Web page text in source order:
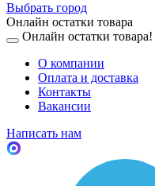
Выбрать город
Онлайн остатки товара
Онлайн остатки товара!
О компании
Оплата и доставка
Контакты
Вакансии
Написать нам